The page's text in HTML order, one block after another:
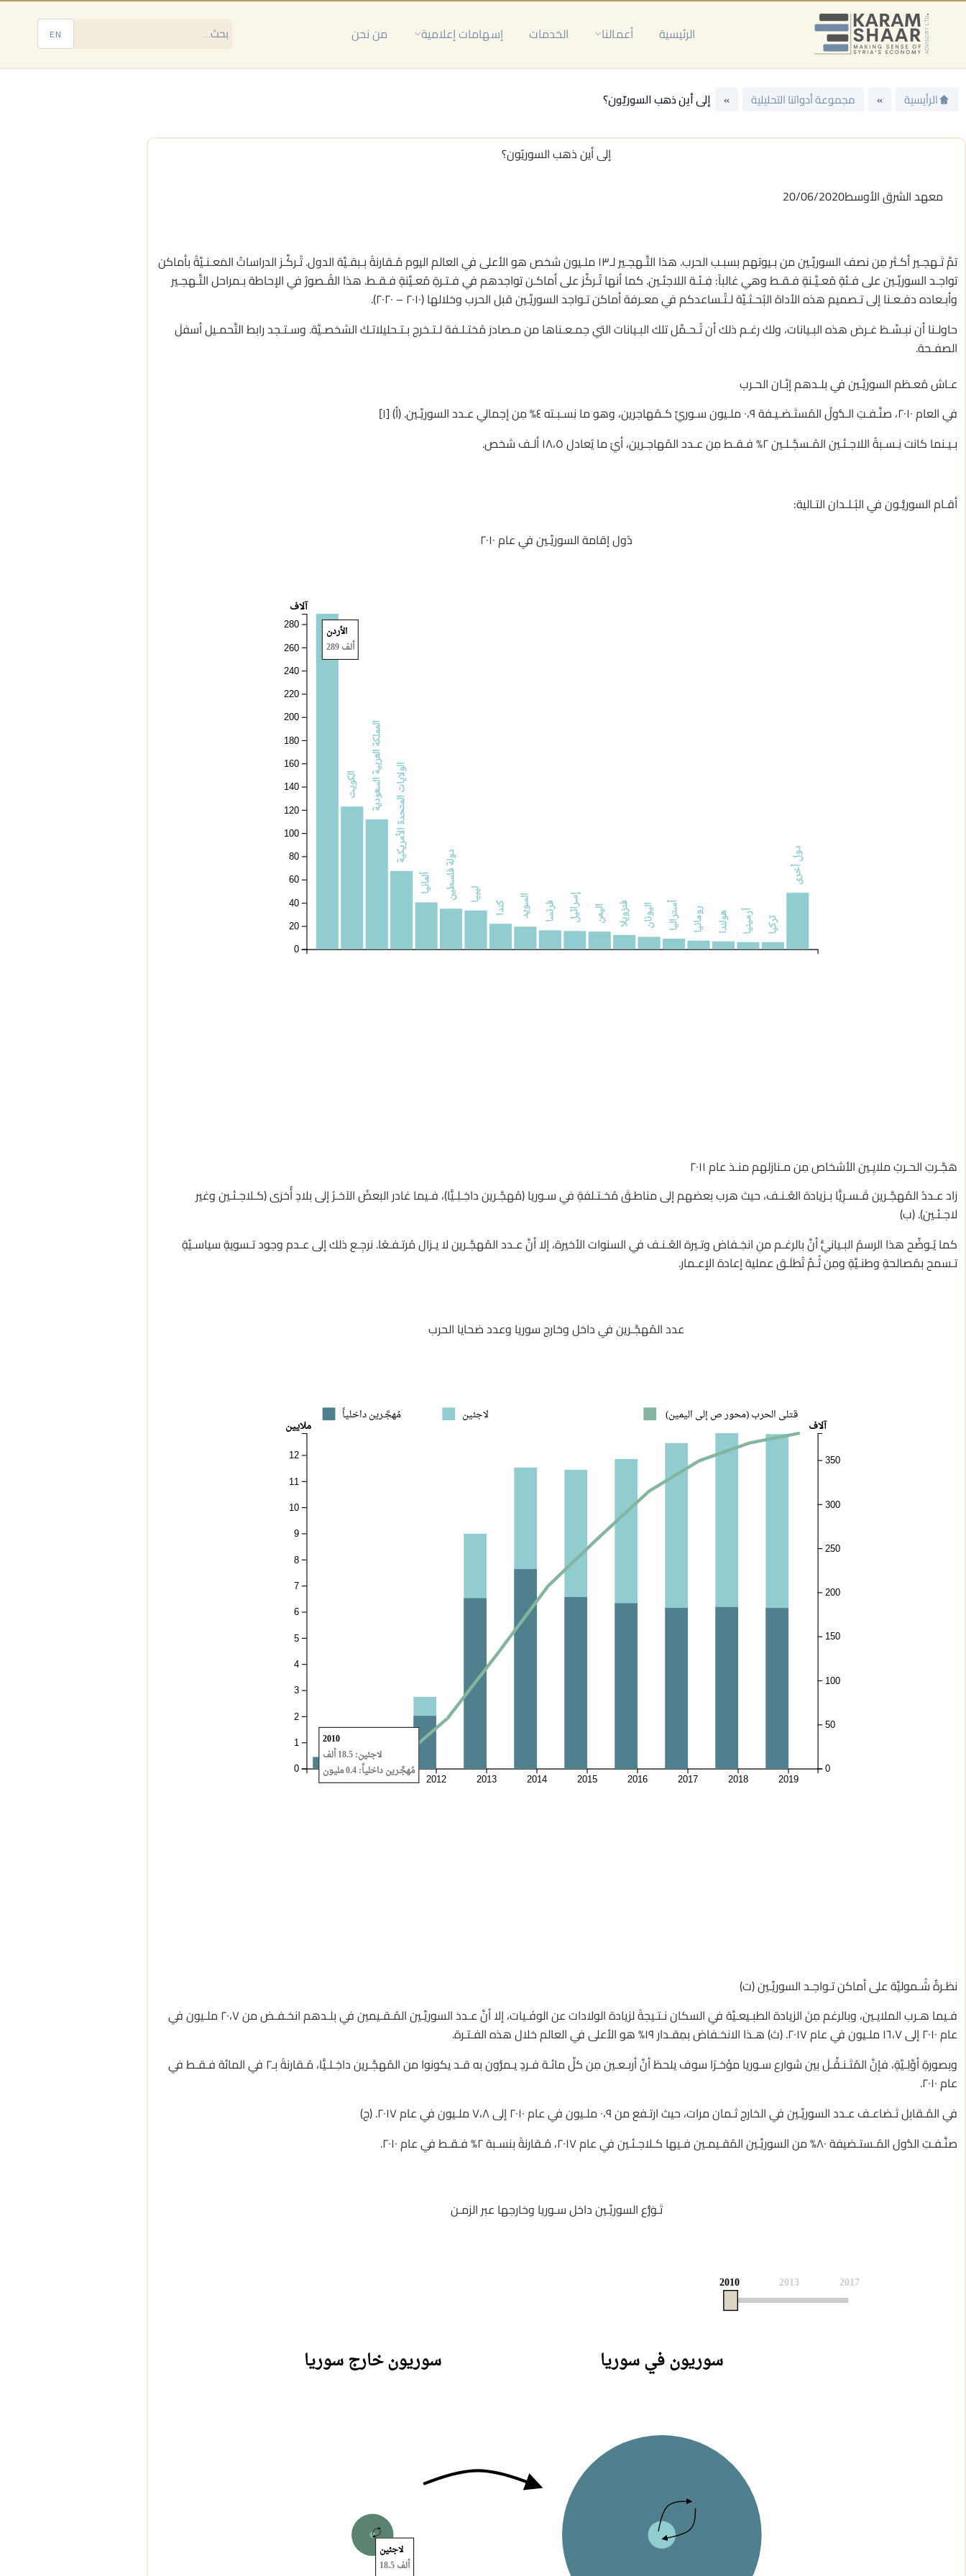
تخطي
المحتوى
الرئيسية أعمالنا الخدمات إسهامات إعلامية من نحن EN
الرأيسية » مجموعة أدواتنا التحليلية » إلى أين ذهب السوريّون؟
إلى أين ذهب السوريّون؟
معهد الشرق الأوسط20/06/2020
تمَّ تَـهجـير أكـثر مِن نصف السوريِّـين من بـيوتهم بسبـب الحرب. هذا التَّـهجـير لـ١٣ ملـيون شخص هو الأعلى في العالم اليوم مُـقارنةً بـبقـيَّة الدول. تُـركِّـز الدراساتُ المَعـنـيَّةُ بأماكن
تواجـد السوريِّـين على فـئةٍ مُعـيَّـنةٍ فـقـط وهي غالباً: فِـئـة اللاجئـين. كما أنها تُـركِّز على أماكـن تواجدهم في فـتـرةٍ مُعـيَّنةٍ فـقـط. هذا القُـصورُ في الإحاطة بـمراحل التَّـهجـير
وأبـعاده دفـعـنا إلى تـصميم هذه الأداة البُحـثـيَّة لـتُـساعدكم في معـرفة أماكن تـواجد السوريِّـين قبل الحرب وخلالها (٢٠١٠ – ٢٠٢٠).
حاولـنا أن نبـسِّـطَ عَـرض هذه البـيانات، ولكَ رغـم ذلك أن تُـحـمِّل تلك البـيانات التي جمـعـناها من مـصادرَ مُختـلـفة لـتـخرج بـتـحليلاتـكَ الشخصـيَّة. وسـتـجد رابط التَّحمـيل أسفلَ
الصفـحة.
عـاش مُعـظم السوريِّـين في بلـدهم إبَّـان الحـرب
في العام ٢٠١٠، صنَّـفـتِ الـدُّولُ المُستَـضـيـفة ٠،٩ ملـيون سـوريٍّ كـمُهاجرين، وهو ما نِسـبـته ٤% مِن إجمالي عـدد السوريِّـين. (أ) [١]
بـيـنما كانت نِـسـبةُ اللاجـئـين المُـسجَّـلـين ٢% فـقـط مِن عـدد المُهاجـرين، أيْ ما يُعادل ١٨،٥ ألـف شخص.
أقـام السوريُّـون في البُـلـدان التـالية:
دُول إقامة السوريِّـين في عام ٢٠١٠
هَجَّـرتِ الحـربُ ملايِـين الأشخاص مِن مـنازلهم منـذ عام ٢٠١١
زاد عـددُ المُهجَّـرين قَـسـرِيًّا بـزيادة العُـنـف، حيث هرب بعضهم إلى مناطـقَ مُخـتـلفةٍ في سـوريا (مُهجَّـرين داخِـلِـيًّا)، فـيما غادر البعضُ الآخـرُ إلى بلادٍ أُخرَى (كـلاجـئـين وغير
لاجـئـين). (ب)
​كما يُـوضِّح هذا الرسمُ البـيانيُّ أنَّ بالرغـم منِ انخِـفاض وتـيرة العُـنـف في السنوات الأخيرة، إلا أنَّ عـدد المُهجَّـرين لا يـزال مُرتـفـعًا. نرجِـع ذلك إلى عـدم وجود تـسويةٍ سياسـيَّةٍ
تـسمح بمُصالحةٍ وطنـيَّةٍ ومِن ثُـمَّ تُطلَـق عملية إعادة الإعـمار.
عدد المُهجَّـرين في داخل وخارج سوريا وعدد ضحايا الحرب
نظـرةٌ شُـموليَّة على أماكن تـواجـد السوريِّـين (ت)
فـيما هـرب الملايـين، وبالرغم مِنَ الزيادة الطبـيعـيَّة في السكان نـتـيجةً لزيادة الولادات عن الوفَـيات، إلا أنَّ عـددَ السوريِّـين المُـقـيمين في بلـدهم انخـفـض من ٢٠،٧ ملـيون في
عام ٢٠١٠ إلى ١٦،٧ ملـيون في عام ٢٠١٧. (ث) هـذا الانخـفاض بمِقـدار ١٩% هو الأعلى في العالم خلال هذه الفـتـرة.
وبصورةٍ أوَّلِـيَّةٍ، فإنَّ المُتَـنـقِّـلَ بين شوارع سـوريا مؤخـرًا سوف يلحظ أنَّ أربـعـين مِن كلِّ مائـة فـردٍ يـمرُّون به قـد يكونوا من المُهجَّـرين داخِـلـيًّا، مُـقارنةً بـ٢ في المائة فـقـط في
عام ٢٠١٠.
في المُـقابل تَـضاعـف عـدد السوريِّـين في الخارج ثـمان مرات، حيث ارتـفع من ٠،٩ ملـيون في عام ٢٠١٠ إلى ٧،٨ ملـيون في عام ٢٠١٧. (ج)
صنَّـفـتِ الدُّول المُـستـضيفة ٨٠% من السوريِّـين المُقـيمـين فـيها كـلاجـئـين في عام ٢٠١٧، مُـقارنةً بنسـبة ٢% فـقـط في عام ٢٠١٠.
تَـوَزُّع السوريِّـين داخل سـوريا وخارجها عبر الزمـن